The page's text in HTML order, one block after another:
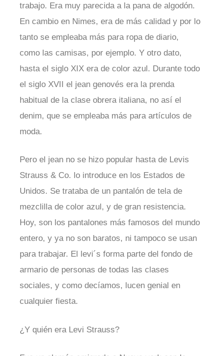
trabajo. Era muy parecida a la pana de algodón.
En cambio en Nimes, era de más calidad y por lo
tanto se empleaba más para ropa de diario,
como las camisas, por ejemplo. Y otro dato,
hasta el siglo XIX era de color azul. Durante todo
el siglo XVII el jean genovés era la prenda
habitual de la clase obrera italiana, no así el
denim, que se empleaba más para artículos de
moda.
Pero el jean no se hizo popular hasta de Levis
Strauss & Co. lo introduce en los Estados de
Unidos. Se trataba de un pantalón de tela de
mezclilla de color azul, y de gran resistencia.
Hoy, son los pantalones más famosos del mundo
entero, y ya no son baratos, ni tampoco se usan
para trabajar. El levi´s forma parte del fondo de
armario de personas de todas las clases
sociales, y como decíamos, lucen genial en
cualquier fiesta.
¿Y quién era Levi Strauss?